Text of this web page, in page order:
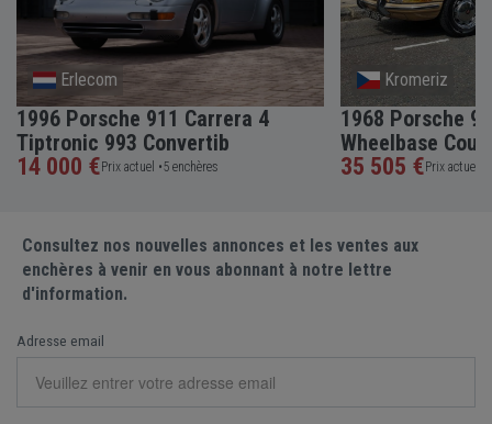
Erlecom
1996 Porsche 911 Carrera 4
Tiptronic 993 Convertib
14 000 €Prix actuel •5 enchères
Kromeriz
1968 Porsche
Wheelbase
35 505 €Prix actuel •
Consultez nos nouvelles annonces et les ventes aux
enchères à venir en vous abonnant à notre lettre
d'information.
Adresse email